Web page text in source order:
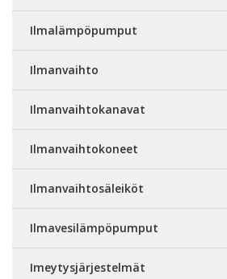
Ilmalämpöpumput
Ilmanvaihto
Ilmanvaihtokanavat
Ilmanvaihtokoneet
Ilmanvaihtosäleiköt
Ilmavesilämpöpumput
Imeytysjärjestelmät